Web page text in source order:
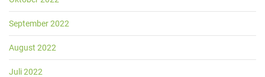
September 2022
August 2022
Juli 2022